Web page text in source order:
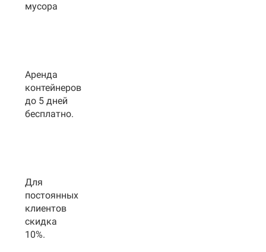
мусора
Аренда
контейнеров
до 5 дней
бесплатно.
Для
постоянных
клиентов
скидка
10%.